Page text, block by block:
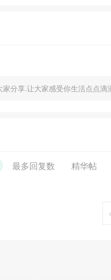
分享.让大家感受你生活点点滴
最多回复数 精华帖